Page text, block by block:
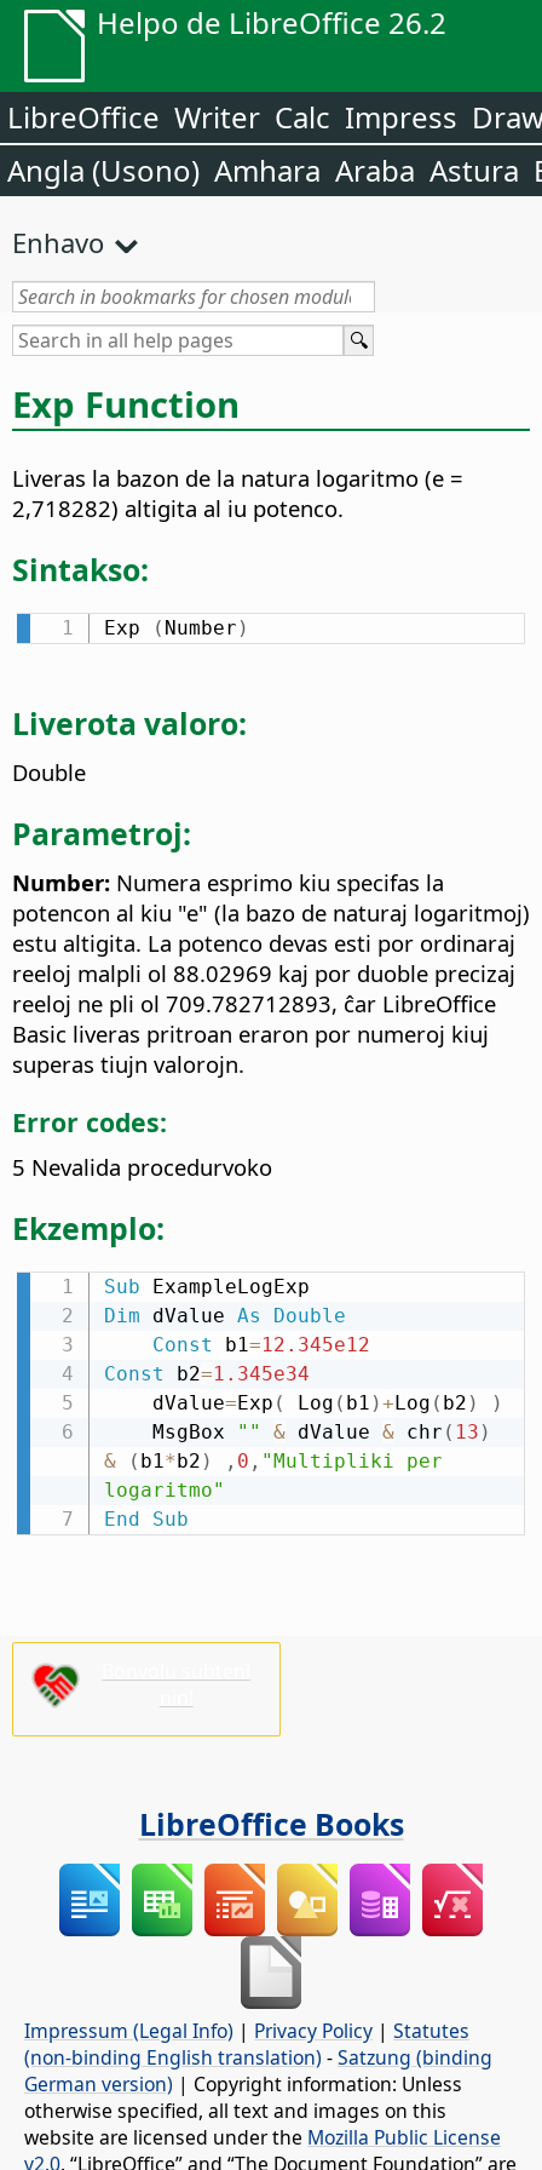
Helpo de LibreOffice 26.2
LibreOffice Writer Calc Impress
Angla (Usono) Amhara Araba Astura
Enhavo
Exp Function
Liveras la bazon de la natura logaritmo (e =
2,718282) altigita al iu potenco.
Sintakso:
Exp ( Number )
Liverota valoro:
Double
Parametroj:
Number: Numera esprimo kiu specifas la
potencon al kiu "e" (la bazo de naturaj logaritmoj)
estu altigita. La potenco devas esti por ordinaraj
reeloj malpli ol 88.02969 kaj por duoble precizaj
reeloj ne pli ol 709.782712893, ĉar LibreOffice
Basic liveras pritroan eraron por numeroj kiuj
superas tiujn valorojn.
Error codes:
5 Nevalida procedurvoko
Ekzemplo:
Sub
Dim dValue As
Double
Const b1=12.345e12
Const b2=1.345e34
    dValue
=Exp ( Log ( b1 )+Log ( b2 )
)
    MsgBox
"" & dValue & chr ( 13 )
&
( b1*b2 ) , 0 , "Multipliki per
logaritmo"
End
Sub
LibreOffice Books
Impressum (Legal Info) | Privacy Policy | Statutes
(non-binding English translation) -Satzung (binding
German version) | Copyright information: Unless
otherwise specified, all text and images on this
website are licensed under the Mozilla Public License
v2.0. “LibreOffice” and “The Document Foundation” are